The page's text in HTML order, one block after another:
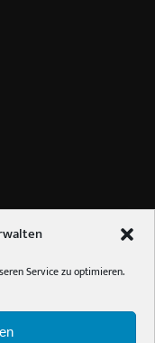
Service zu optimieren.